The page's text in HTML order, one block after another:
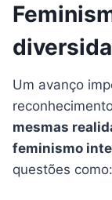
Um avanço
mesmas
feminismo
questões como: